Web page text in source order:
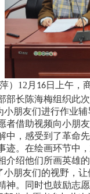
） 12 月 16日上午，
部长陈海梅组织此次
朋友们进行作业
者借助视频向小朋
中，感受到了革命
迹。在绘画环节中
介绍他们所画英雄的
小朋友们的视野，
神。同时也鼓励志